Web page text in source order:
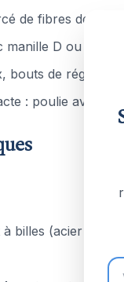
de fibres de
D ou bout
de réglage et
: poulie avec
billes (acier